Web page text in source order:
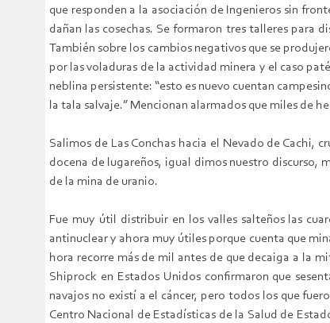
que responden a la asociación de Ingenieros sin
dañan las cosechas. Se formaron tres talleres para
También sobre los cambios negativos que se
por las voladuras de la actividad minera y el caso
neblina persistente: “esto es nuevo cuentan
la tala salvaje.” Mencionan alarmados que miles de
Salimos de Las Conchas hacia el Nevado de Cachi,
docena de lugareños, igual dimos nuestro discurso,
de la mina de uranio.
Fue muy útil distribuir en los valles salteños las
antinuclear y ahora muy útiles porque cuenta que
hora recorre más de mil antes de que decaiga a la
Shiprock en Estados Unidos confirmaron que
navajos no existí a el cáncer, pero todos los que
Centro Nacional de Estadísticas de la Salud de